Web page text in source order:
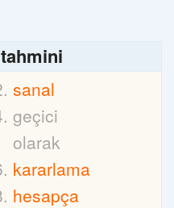
tahmini
sanal
geçici
olarak
kararlama
hesapça